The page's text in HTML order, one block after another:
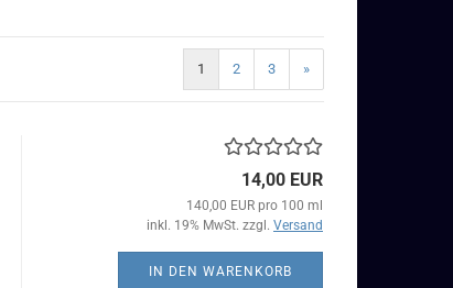
1 2 3 »
14,00 EUR
140,00 EUR pro 100 ml
inkl. 19% MwSt. zzgl. Versand
IN DEN WARENKORB